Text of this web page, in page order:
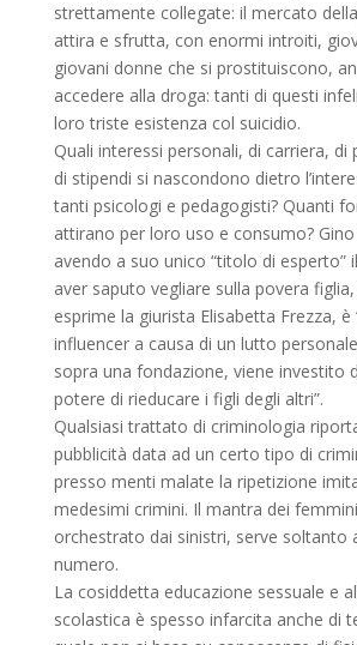
strettamente collegate: il mercato
attira e sfrutta, con enormi introiti,
giovani donne che si prostituiscono,
accedere alla droga: tanti di questi
loro triste esistenza col suicidio.
Quali interessi personali, di carriera, di
di stipendi si nascondono dietro
tanti psicologi e pedagogisti? Quanti
attirano per loro uso e consumo?
avendo a suo unico “titolo di esperto”
aver saputo vegliare sulla povera
esprime la giurista Elisabetta Frezza, è
influencer a causa di un lutto
sopra una fondazione, viene investito
potere di rieducare i figli degli altri”.
Qualsiasi trattato di criminologia
pubblicità data ad un certo tipo di
presso menti malate la ripetizione
medesimi crimini. Il mantra dei
orchestrato dai sinistri, serve soltanto
numero.
La cosiddetta educazione sessuale e
scolastica è spesso infarcita anche di